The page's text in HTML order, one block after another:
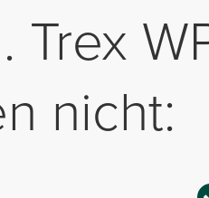
nicht: